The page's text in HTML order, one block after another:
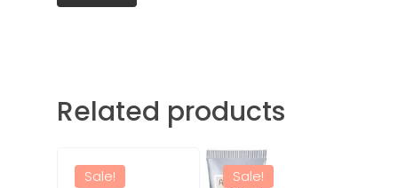
Related products
Sale! Sale!